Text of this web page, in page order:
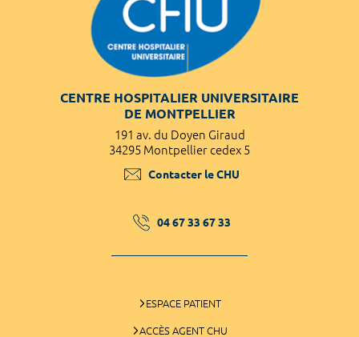
CENTRE HOSPITALIER UNIVERSITAIRE
DE MONTPELLIER
191 av. du Doyen Giraud
34295 Montpellier cedex 5
Contacter le CHU
04 67 33 67 33
ESPACE PATIENT
ACCÈS AGENT CHU